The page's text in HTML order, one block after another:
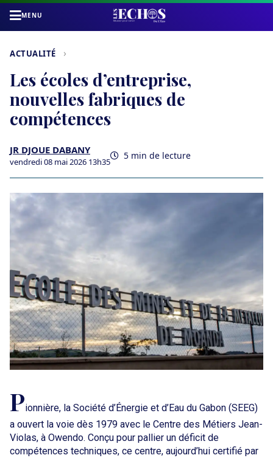
MENU
ACTUALITÉ ›
Les écoles d’entreprise,
nouvelles fabriques de
compétences
JR DJOUE DABANY
vendredi 08 mai 2026 13h35
5 min de lecture
Pionnière, la Société d’Énergie et d’Eau du Gabon (SEEG)
a ouvert la voie dès 1979 avec le Centre des Métiers Jean-
Violas, à Owendo. Conçu pour pallier un déficit de
compétences techniques, ce centre, aujourd’hui certifié par